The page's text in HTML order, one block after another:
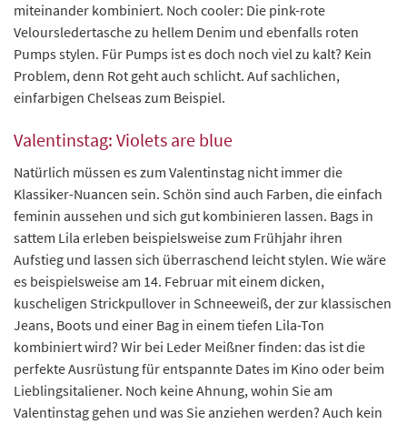
miteinander kombiniert. Noch cooler: Die pink-rote
Veloursledertasche zu hellem Denim und ebenfalls roten
Pumps stylen. Für Pumps ist es doch noch viel zu kalt? Kein
Problem, denn Rot geht auch schlicht. Auf sachlichen,
einfarbigen Chelseas zum Beispiel.
Valentinstag: Violets are blue
Natürlich müssen es zum Valentinstag nicht immer die
Klassiker-Nuancen sein. Schön sind auch Farben, die einfach
feminin aussehen und sich gut kombinieren lassen. Bags in
sattem Lila erleben beispielsweise zum Frühjahr ihren
Aufstieg und lassen sich überraschend leicht stylen. Wie wäre
es beispielsweise am 14. Februar mit einem dicken,
kuscheligen Strickpullover in Schneeweiß, der zur klassischen
Jeans, Boots und einer Bag in einem tiefen Lila-Ton
kombiniert wird? Wir bei Leder Meißner finden: das ist die
perfekte Ausrüstung für entspannte Dates im Kino oder beim
Lieblingsitaliener. Noch keine Ahnung, wohin Sie am
Valentinstag gehen und was Sie anziehen werden? Auch kein